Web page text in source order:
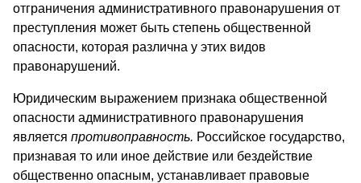
отграничения административного правонарушения от
преступления может быть степень общественной
опасности, которая различна у этих видов
правонарушений.
Юридическим выражением признака общественной
опасности административного правонарушения
является противоправность. Российское государство,
признавая то или иное действие или бездействие
общественно опасным, устанавливает правовые